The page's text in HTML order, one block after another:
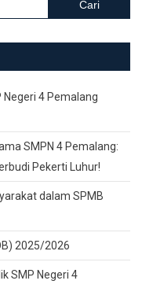
untuk:
Negeri 4 Pemalang
SMPN 4 Pemalang:
Pekerti Luhur!
dalam SPMB
2025/2026
SMP Negeri 4